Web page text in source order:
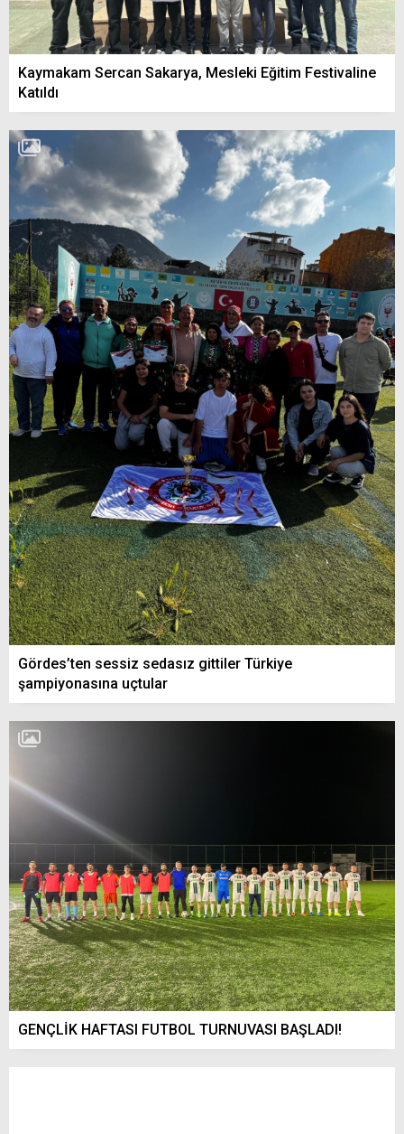
Kaymakam Sercan Sakarya, Mesleki Eğitim Festivaline
Katıldı
Gördes’ten sessiz sedasız gittiler Türkiye
şampiyonasına uçtular
GENÇLİK HAFTASI FUTBOL TURNUVASI BAŞLADI!